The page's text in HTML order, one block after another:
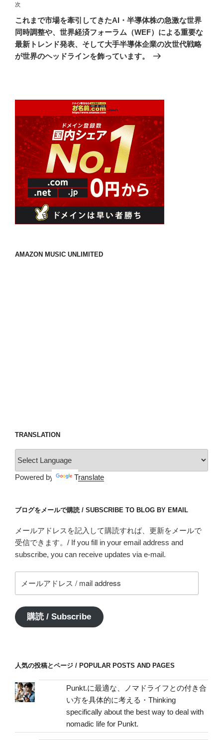
シ
ョ
ン
次
の
投
稿
次
これまで市場を牽引してきたAI・半導体株の急激な世界
同時調整や、世界経済フォーラム（WEF）による重要な
最新トレンド発表、そして大手半導体企業の次世代戦略
が世界のヘッドラインを飾っています。
AMAZON MUSIC UNLIMITED
TRANSLATION
Powered by Translate
ブログをメールで購読 / SUBSCRIBE TO BLOG BY EMAIL
メールアドレスを記入して購読すれば、更新をメールで
受信できます。/ If you fill in your email address and
subscribe, you can receive updates via e-mail.
ー
ア
ド
address
購読 / Subscribe
人気の投稿とページ / POPULAR POSTS AND PAGES
Punkt.に最適な、ノマドライフとの付き合
い方を具体的に考える・Thinking
specifically about the best way to deal with
nomadic life for Punkt.